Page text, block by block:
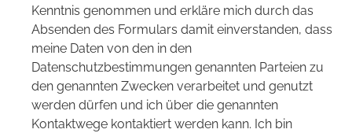
Kenntnis genommen und erkläre mich durch das
Absenden des Formulars damit einverstanden, dass
meine Daten von den in den
Datenschutzbestimmungen genannten Parteien zu
den genannten Zwecken verarbeitet und genutzt
werden dürfen und ich über die genannten
Kontaktwege kontaktiert werden kann. Ich bin